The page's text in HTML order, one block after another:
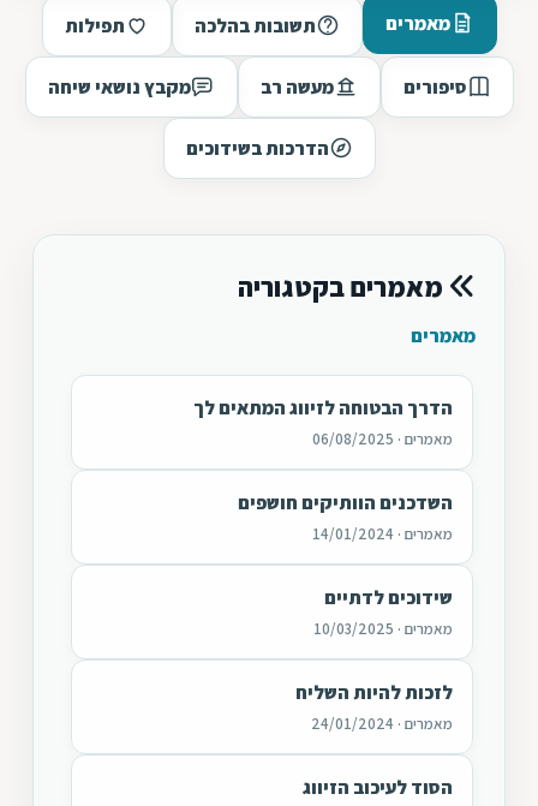
מאמרים תשובות בהלכה תפילות
סיפורים מעשה רב מקבץ נושאי שיחה
הדרכות בשידוכים
מאמרים בקטגוריה
מאמרים
הדרך הבטוחה לזיווג המתאים לך
מאמרים · 06/08/2025
השדכנים הוותיקים חושפים
מאמרים · 14/01/2024
שידוכים לדתיים
מאמרים · 10/03/2025
לזכות להיות השליח
מאמרים · 24/01/2024
הסוד לעיכוב הזיווג